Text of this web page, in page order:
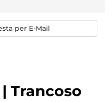
Trancoso
per E-Mail